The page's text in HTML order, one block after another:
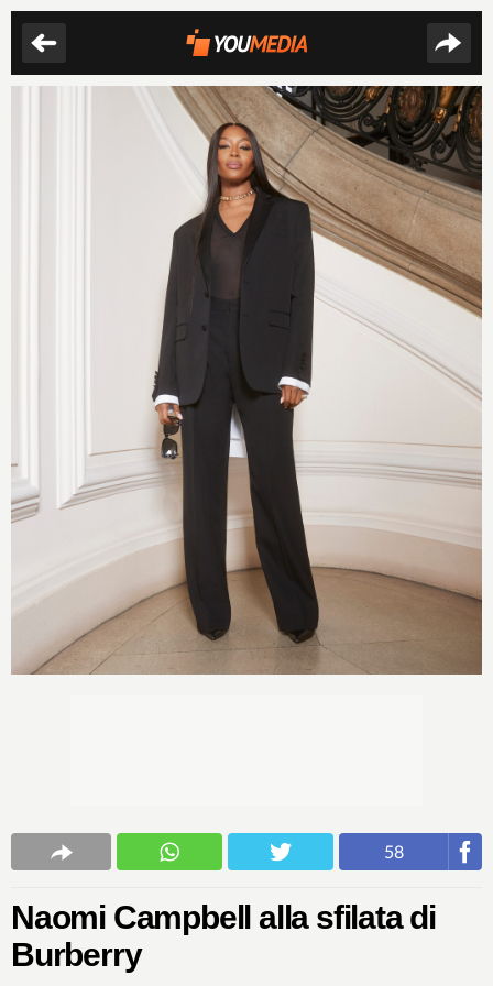
58
Naomi Campbell alla sfilata di
Burberry